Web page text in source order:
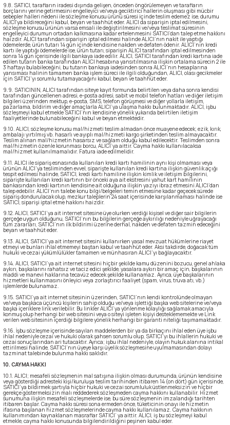
9.8. SATICI, tarafların iradesi dışında gelişen, önceden öngörülemeyen ve tarafların
borçlarını yerine getirmesini engelleyici ve/veya geciktirici hallerin oluşması gibi mücbir
sebepler halleri nedeni ile sözleşme konusu ürünü süresi içinde teslim edemez ise, durumu
ALICI'ya bildireceğini kabul, beyan ve taahhüt eder. ALICI da siparişin iptal edilmesini,
sözleşme konusu ürünün varsa emsali ile değiştirilmesini ve/veya teslimat süresinin
engelleyici durumun ortadan kalkmasına kadar ertelenmesini SATICI’dan talep etme hakkını
haizdir. ALICI tarafından siparişin iptal edilmesi halinde ALICI’nın nakit ile yaptığı
ödemelerde, ürün tutarı 14 gün içinde kendisine nakden ve defaten ödenir. ALICI’nın kredi
kartı ile yaptığı ödemelerde ise, ürün tutarı, siparişin ALICI tarafından iptal edilmesinden
sonra 14 gün içerisinde ilgili bankaya iade edilir. ALICI, SATICI tarafından kredi kartına iade
edilen tutarın banka tarafından ALICI hesabına yansıtılmasına ilişkin ortalama sürecin 2 ile
3 haftayı bulabileceğini, bu tutarın bankaya iadesinden sonra ALICI’nın hesaplarına
yansıması halinin tamamen banka işlem süreci ile ilgili olduğundan, ALICI, olası gecikmeler
için SATICI’yı sorumlu tutamayacağını kabul, beyan ve taahhüt eder.
9.9. SATICININ, ALICI tarafından siteye kayıt formunda belirtilen veya daha sonra kendisi
tarafından güncellenen adresi, e-posta adresi, sabit ve mobil telefon hatları ve diğer iletişim
bilgileri üzerinden mektup, e-posta, SMS, telefon görüşmesi ve diğer yollarla iletişim,
pazarlama, bildirim ve diğer amaçlarla ALICI’ya ulaşma hakkı bulunmaktadır. ALICI, işbu
sözleşmeyi kabul etmekle SATICI’nın kendisine yönelik yukarıda belirtilen iletişim
faaliyetlerinde bulunabileceğini kabul ve beyan etmektedir.
9.10. ALICI, sözleşme konusu mal/hizmeti teslim almadan önce muayene edecek; ezik, kırık,
ambalajı yırtılmış vb. hasarlı ve ayıplı mal/hizmeti kargo şirketinden teslim almayacaktır.
Teslim alınan mal/hizmetin hasarsız ve sağlam olduğu kabul edilecektir. Teslimden sonra
mal/hizmetin özenle korunması borcu, ALICI’ya aittir. Cayma hakkı kullanılacaksa
mal/hizmet kullanılmamalıdır. Fatura iade edilmelidir.
9.11. ALICI ile sipariş esnasında kullanılan kredi kartı hamilinin aynı kişi olmaması veya
ürünün ALICI’ya tesliminden evvel, siparişte kullanılan kredi kartına ilişkin güvenlik açığı
tespit edilmesi halinde, SATICI, kredi kartı hamiline ilişkin kimlik ve iletişim bilgilerini,
siparişte kullanılan kredi kartının bir önceki aya ait ekstresini yahut kart hamilinin
bankasından kredi kartının kendisine ait olduğuna ilişkin yazıyı ibraz etmesini ALICI’dan
talep edebilir. ALICI’nın talebe konu bilgi/belgeleri temin etmesine kadar geçecek sürede
sipariş dondurulacak olup, mezkur taleplerin 24 saat içerisinde karşılanmaması halinde ise
SATICI, siparişi iptal etme hakkını haizdir.
9.12. ALICI, SATICI’ya ait internet sitesine üye olurken verdiği kişisel ve diğer sair bilgilerin
gerçeğe uygun olduğunu, SATICI’nın bu bilgilerin gerçeğe aykırılığı nedeniyle uğrayacağı
tüm zararları, SATICI’nın ilk bildirimi üzerine derhal, nakden ve defaten tazmin edeceğini
beyan ve taahhüt eder.
9.13. ALICI, SATICI’ya ait internet sitesini kullanırken yasal mevzuat hükümlerine riayet
etmeyi ve bunları ihlal etmemeyi baştan kabul ve taahhüt eder. Aksi takdirde, doğacak tüm
hukuki ve cezai yükümlülükler tamamen ve münhasıran ALICI’yı bağlayacaktır.
9.14. ALICI, SATICI’ya ait internet sitesini hiçbir şekilde kamu düzenini bozucu, genel ahlaka
aykırı, başkalarını rahatsız ve taciz edici şekilde, yasalara aykırı bir amaç için, başkalarının
maddi ve manevi haklarına tecavüz edecek şekilde kullanamaz. Ayrıca, üye başkalarının
hizmetleri kullanmasını önleyici veya zorlaştırıcı faaliyet (spam, virus, truva atı, vb.)
işlemlerde bulunamaz.
9.15. SATICI’ya ait internet sitesinin üzerinden, SATICI’nın kendi kontrolünde olmayan
ve/veya başkaca üçüncü kişilerin sahip olduğu ve/veya işlettiği başka web sitelerine ve/veya
başka içeriklere link verilebilir. Bu linkler ALICI’ya yönlenme kolaylığı sağlamak amacıyla
konmuş olup herhangi bir web sitesini veya o siteyi işleten kişiyi desteklememekte ve Link
verilen web sitesinin içerdiği bilgilere yönelik herhangi bir garanti niteliği taşımamaktadır.
9.16. İşbu sözleşme içerisinde sayılan maddelerden bir ya da birkaçını ihlal eden üye işbu
ihlal nedeniyle cezai ve hukuki olarak şahsen sorumlu olup, SATICI’yı bu ihlallerin hukuki ve
cezai sonuçlarından ari tutacaktır. Ayrıca; işbu ihlal nedeniyle, olayın hukuk alanına intikal
ettirilmesi halinde, SATICI’nın üyeye karşı üyelik sözleşmesine uyulmamasından dolayı
tazminat talebinde bulunma hakkı saklıdır.
10. CAYMA HAKKI
10.1. ALICI; mesafeli sözleşmenin mal satışına ilişkin olması durumunda, ürünün kendisine
veya gösterdiği adresteki kişi/kuruluşa teslim tarihinden itibaren 14 (on dört) gün içerisinde,
SATICI’ya bildirmek şartıyla hiçbir hukuki ve cezai sorumluluk üstlenmeksizin ve hiçbir
gerekçe göstermeksizin malı reddederek sözleşmeden cayma hakkını kullanabilir. Hizmet
sunumuna ilişkin mesafeli sözleşmelerde ise, bu süre sözleşmenin imzalandığı tarihten
itibaren başlar. Cayma hakkı süresi sona ermeden önce, tüketicinin onayı ile hizmetin
ifasına başlanan hizmet sözleşmelerinde cayma hakkı kullanılamaz. Cayma hakkının
kullanımından kaynaklanan masraflar SATICI’ ya aittir. ALICI, iş bu sözleşmeyi kabul
etmekle, cayma hakkı konusunda bilgilendirildiğini peşinen kabul eder.